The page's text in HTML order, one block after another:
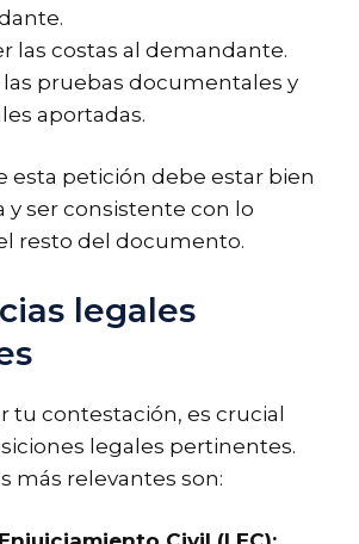
las costas al demandante.
pruebas documentales y
aportadas.
esta petición debe estar bien
ser consistente con lo
resto del documento.
legales
tu contestación, es crucial
legales pertinentes.
más relevantes son: